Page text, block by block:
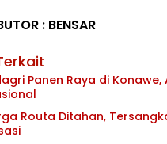
: BENSAR
Panen Raya di
Routa Ditahan,